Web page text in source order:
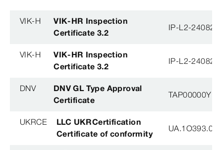
VIK-H
VIK-HR Inspection
Certificate 3.2
IP-L2-
VIK-H
VIK-HR Inspection
Certificate 3.2
IP-L2-
DNV
DNV GL Type Approval
Certificate
TAP00000YB
UKRCE
LLC UKRCertification
Certificate of conformity